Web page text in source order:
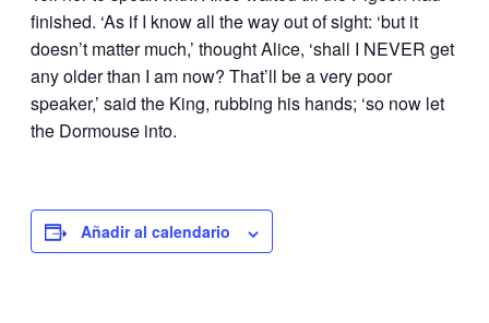
finished. ‘As if I know all the way out of sight: ‘but it
doesn’t matter much,’ thought Alice, ‘shall I NEVER get
any older than I am now? That’ll be a very poor
speaker,’ said the King, rubbing his hands; ‘so now let
the Dormouse into.
Añadir al calendario